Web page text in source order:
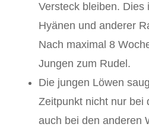
Versteck bleiben. Dies
Hyänen und anderer
Nach maximal 8
Jungen zum Rudel.
Die jungen Löwen
Zeitpunkt nicht nur bei
auch bei den anderen